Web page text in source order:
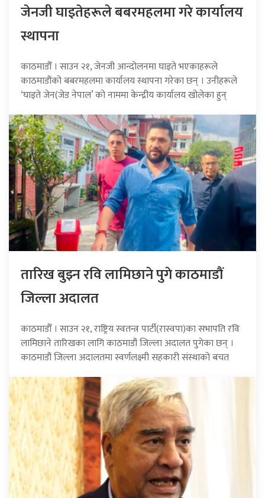
जेनजी घाइतेहरूले बबरमहलमा गरे कार्यालय
स्थापना
काठमाडौँ । साउन २१, जेनजी आन्दोलनमा घाइते भएकाहरूले
काठमाडौंको बबरमहलमा कार्यालय स्थापना गरेका छन् । उनीहरूले
‘घाइते जेन(जेड नेपाल’ को नाममा केन्द्रीय कार्यालय खोलेका हुन्
तारिख बुझ्न रवि लामिछाने पुगे काठमाडौं
जिल्ला अदालत
काठमाडौँ । साउन २१, राष्ट्रिय स्वतन्त्र पार्टी(रास्वपा)का सभापति रवि
लामिछाने तारिखका लागि काठमाडौं जिल्ला अदालत पुगेका छन् ।
काठमाडौं जिल्ला अदालतमा स्वर्णलक्ष्मी सहकारी संस्थाको बचत